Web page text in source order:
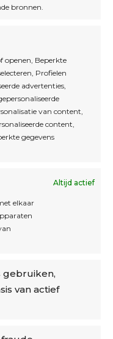
bronnen.
openen, Beperkte
Profielen
advertenties,
van content,
content,
gegevens
Altijd actief
elkaar
gebruiken,
van actief
acties?